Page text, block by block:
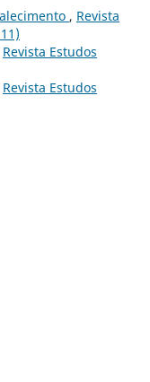
, Revista
Revista Estudos
Revista Estudos